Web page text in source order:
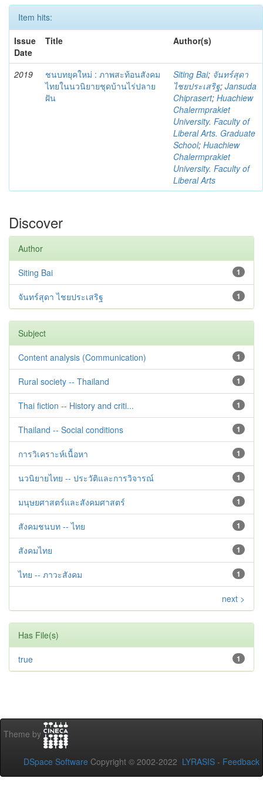
Item hits:
Issue
Date
Title Author(s)
2019
ชนบทยุคใหม่ : ภาพสะท้อนสังคม
ไทยในนวนิยายชุดบ้านไร่ปลาย
ฝัน
Siting Bai; จันทร์สุดา
ไชยประเสริฐ; Jansuda
Chiprasert; Huachiew
Chalermprakiet
University. Faculty of
Liberal Arts. Graduate
School; Huachiew
Chalermprakiet
University. Faculty of
Liberal Arts
Discover
Author
1
Siting Bai
1
จันทร์สุดา ไชยประเสริฐ
Subject
1
Content analysis (Communication)
1
Rural society -- Thailand
1
Thai fiction -- History and criti...
1
Thailand -- Social conditions
1
การวิเคราะห์เนื้อหา
1
นวนิยายไทย -- ประวัติและการวิจารณ์
1
มนุษยศาสตร์และสังคมศาสตร์
1
สังคมชนบท -- ไทย
1
สังคมไทย
1
ไทย -- ภาวะสังคม
next >
Has File(s)
1
true
Theme by
DSpace Software Copyright © 2002-2022 LYRASIS - Feedback